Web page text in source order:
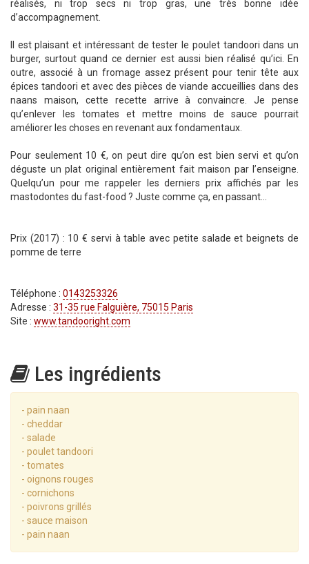
réalisés, ni trop secs ni trop gras, une très bonne idée
d’accompagnement.
Il est plaisant et intéressant de tester le poulet tandoori dans un
burger, surtout quand ce dernier est aussi bien réalisé qu’ici. En
outre, associé à un fromage assez présent pour tenir tête aux
épices tandoori et avec des pièces de viande accueillies dans des
naans maison, cette recette arrive à convaincre. Je pense
qu’enlever les tomates et mettre moins de sauce pourrait
améliorer les choses en revenant aux fondamentaux.
Pour seulement 10 €, on peut dire qu’on est bien servi et qu’on
déguste un plat original entièrement fait maison par l’enseigne.
Quelqu’un pour me rappeler les derniers prix affichés par les
mastodontes du fast-food ? Juste comme ça, en passant...
Prix (2017) : 10 € servi à table avec petite salade et beignets de
pomme de terre
Téléphone : 0143253326
Adresse : 31-35 rue Falguière, 75015 Paris
Site : www.tandooright.com
Les ingrédients
- pain naan
- cheddar
- salade
- poulet tandoori
- tomates
- oignons rouges
- cornichons
- poivrons grillés
- sauce maison
- pain naan